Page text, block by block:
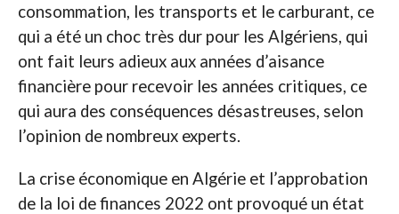
consommation, les transports et le carburant, ce
qui a été un choc très dur pour les Algériens, qui
ont fait leurs adieux aux années d’aisance
financière pour recevoir les années critiques, ce
qui aura des conséquences désastreuses, selon
l’opinion de nombreux experts.
La crise économique en Algérie et l’approbation
de la loi de finances 2022 ont provoqué un état